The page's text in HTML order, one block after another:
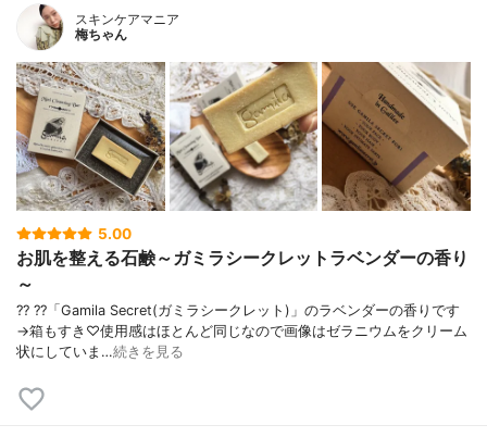
スキンケアマニア
梅ちゃん
5.00
お肌を整える石鹸～ガミラシークレットラベンダーの香り
～
?? ??「Gamila Secret(ガミラシークレット)」のラベンダーの香りです
→箱もすき♡使用感はほとんど同じなので画像はゼラニウムをクリーム
状にしていま…続きを見る